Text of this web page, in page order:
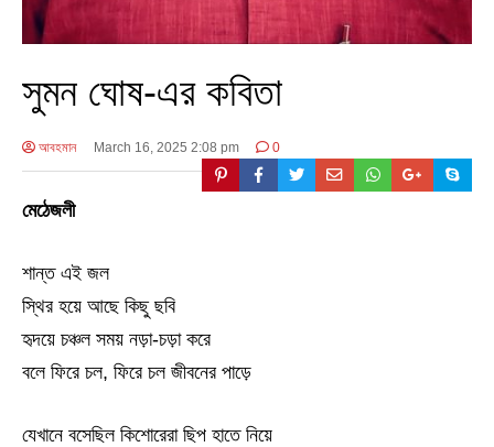
সুমন ঘোষ-এর কবিতা
আবহমান March 16, 2025 2:08 pm 0
মেঠেজলী
শান্ত এই জল
স্থির হয়ে আছে কিছু ছবি
হৃদয়ে চঞ্চল সময় নড়া-চড়া করে
বলে ফিরে চল, ফিরে চল জীবনের পাড়ে
যেখানে বসেছিল কিশোরেরা ছিপ হাতে নিয়ে